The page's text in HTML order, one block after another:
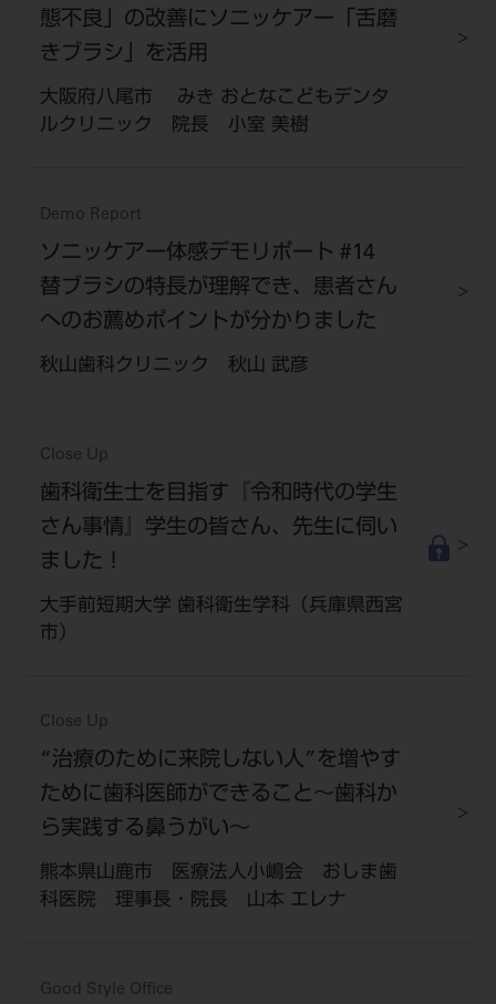
態不良」の改善にソニッケアー「舌磨
きブラシ」を活用
大阪府八尾市 みき おとなこどもデンタ
ルクリニック 院長 小室 美樹
Demo Report
ソニッケアー体感デモリポート #14
替ブラシの特長が理解でき、患者さん
へのお薦めポイントが分かりました
秋山歯科クリニック 秋山 武彦
Close Up
歯科衛生士を目指す『令和時代の学生
さん事情』学生の皆さん、先生に伺い
ました！
大手前短期大学 歯科衛生学科（兵庫県西宮
市）
Close Up
“治療のために来院しない人”を増やす
ために歯科医師ができること～歯科か
ら実践する鼻うがい～
熊本県山鹿市 医療法人小嶋会 おしま歯
科医院 理事長・院長 山本 エレナ
Good Style Office